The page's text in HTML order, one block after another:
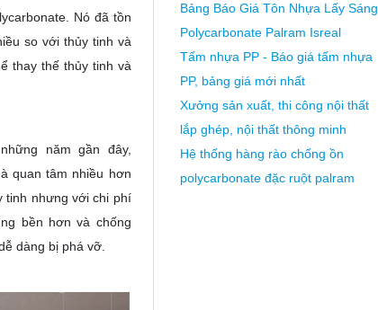
Nó đã tồn
so với thủy tinh và
thay thế thủy tinh và
năm gần đây,
quan tâm nhiều hơn
tinh nhưng với chi phí
bền hơn và chống
dàng bị phá vỡ.
Bảng Báo Giá Tôn Nhựa Lấy Sáng
Polycarbonate Palram Isreal
Tấm nhựa PP - Báo giá tấm nhựa
PP, bảng giá mới nhất
Xưởng sản xuất, thi công nội thất
lắp ghép, nội thất thông minh
Hệ thống hàng rào chống ồn
polycarbonate đặc ruột palram